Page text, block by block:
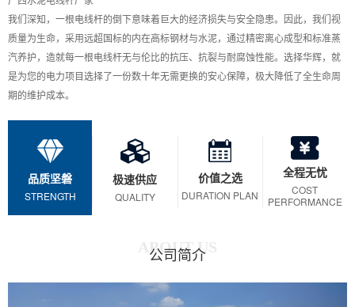
我们深知，一根电线杆的倒下意味着巨大的经济损失与安全隐患。因此，我们视
质量为生命，采用远超国标的内在高标钢材与水泥，通过精密离心成型和标准蒸
汽养护，造就每一根电线杆无与伦比的抗压、抗裂与耐腐蚀性能。选择华辉，就
是为您的电力项目选择了一份数十年无需更换的安心保障，极大降低了全生命周
期的维护成本。
品质坚磐
STRENGTH
极速供应
QUALITY
价值之选
DURATION PLAN
全程无忧
COST
PERFORMANCE
ABOUT US
公司简介